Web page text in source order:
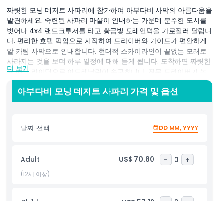
짜릿한 모닝 데저트 사파리에 참가하여 아부다비 사막의 아름다움을
발견하세요. 숙련된 사파리 마샬이 안내하는 가운데 분주한 도시를
벗어나 4x4 랜드크루저를 타고 황금빛 모래언덕을 가로질러 달립니
다. 편리한 호텔 픽업으로 시작하여 드라이버와 가이드가 편안하게
알 카팀 사막으로 안내합니다. 현대적 스카이라인이 끝없는 모래로
사라지는 것을 보며 하루 일정에 대해 듣게 됩니다. 도착하면 짜릿한
듄 배싱 라이딩으로 아드레날린이 솟구칩니다. 전문 드라이버가 높
이 솟은 모래언덕을 능숙하게 오르고 경사면을 미끄러져 내려가며
흔들리는 모래 위에서 롤러코스터 같은 경험을 선사합니다. 라이딩
후에는 텐트, 카펫, 쿠션으로 꾸며진 전통 베두인 스타일 캠프에 도착
막 모험을 계속하세요. 전통적인 베두인 방식의 짧은 낙타 타기를 경
험하고 낙타 위에서 파노라마 뷰를 감상하세요. 그 다음 샌드보드를
스릴 넘치는 사막 스포츠를 즐기세요. 잊지 못할 아침을 즐긴 후 호
텔로 다시 데려다 드립니다.
더 보기
아부다비 모닝 데저트 사파리 가격 및 옵션
날짜 선택 DD MM, YYYY
Adult US$ 70.80 - 0 +
(12세 이상)